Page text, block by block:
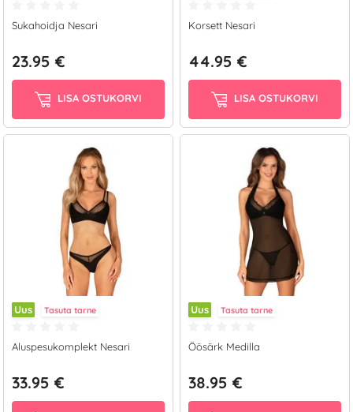
Sukahoidja Nesari
23.95 €
LISA OSTUKORVI
Korsett Nesari
44.95 €
LISA OSTUKORVI
Uus Tasuta tarne
Aluspesukomplekt Nesari
33.95 €
Uus Tasuta tarne
Öösärk Medilla
38.95 €